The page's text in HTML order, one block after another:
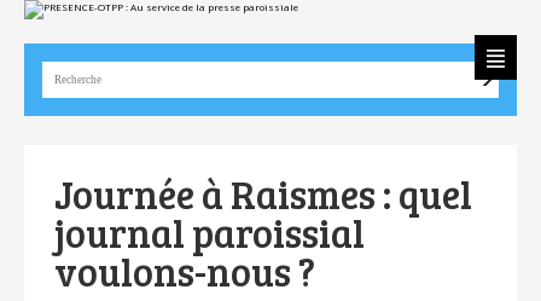
Aller
au
|
Aller
navigation
Outils
personnels
Journée à Raismes : quel
journal paroissial
voulons-nous ?